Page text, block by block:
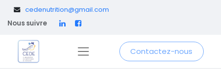
cedenutrition@gmail.com
Nous suivre
Contactez-nous